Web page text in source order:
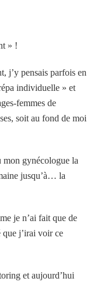
» !
j’y pensais parfois en
individuelle » et
femmes de
soit au fond de moi
mon gynécologue la
jusqu’à… la
je n’ai fait que de
que j’irai voir ce
et aujourd’hui